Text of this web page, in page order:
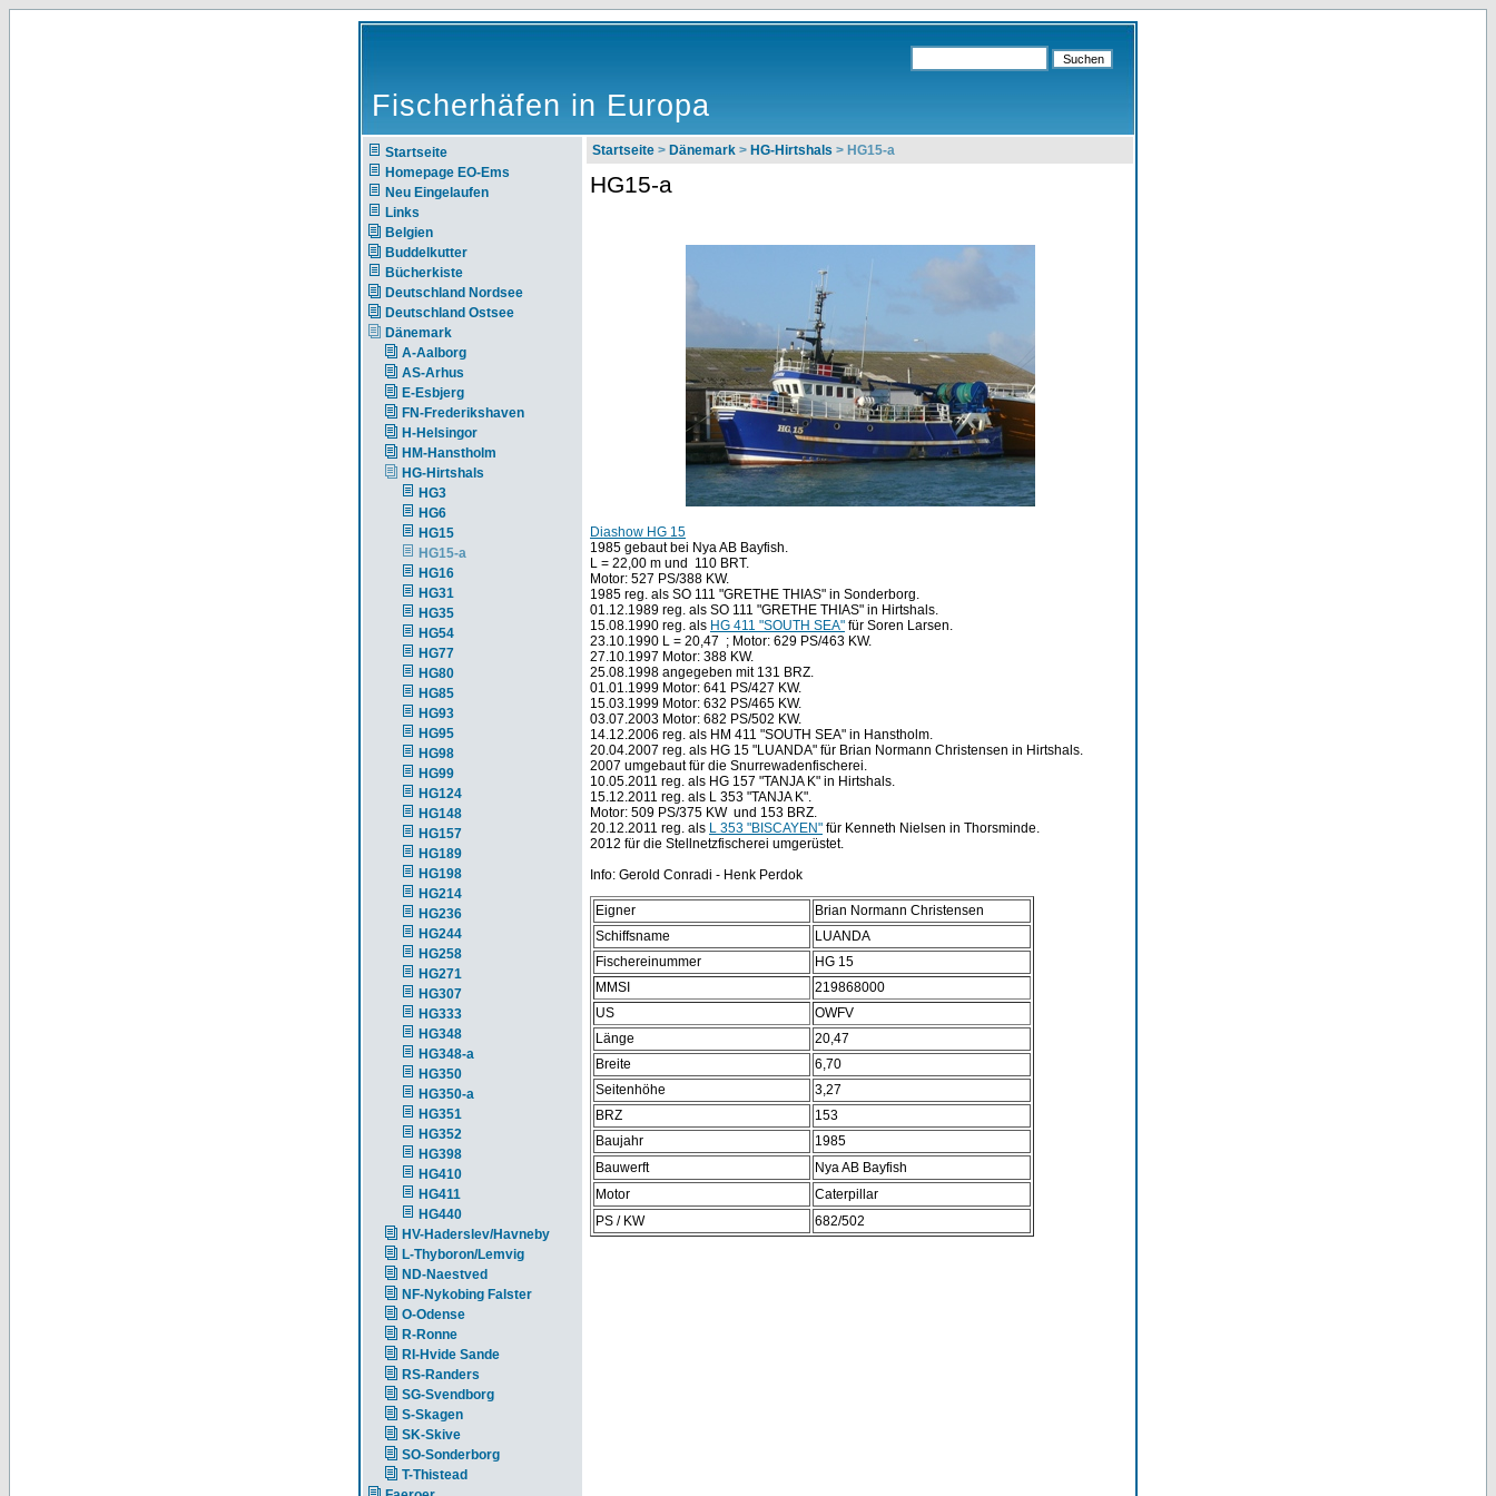
Fischerhäfen in Europa
Startseite
Homepage EO-Ems
Neu Eingelaufen
Links
Belgien
Buddelkutter
Bücherkiste
Deutschland Nordsee
Deutschland Ostsee
Dänemark
A-Aalborg
AS-Arhus
E-Esbjerg
FN-Frederikshaven
H-Helsingor
HM-Hanstholm
HG-Hirtshals
HG3
HG6
HG15
HG15-a
HG16
HG31
HG35
HG54
HG77
HG80
HG85
HG93
HG95
HG98
HG99
HG124
HG148
HG157
HG189
HG198
HG214
HG236
HG244
HG258
HG271
HG307
HG333
HG348
HG348-a
HG350
HG350-a
HG351
HG352
HG398
HG410
HG411
HG440
HV-Haderslev/Havneby
L-Thyboron/Lemvig
ND-Naestved
NF-Nykobing Falster
O-Odense
R-Ronne
RI-Hvide Sande
RS-Randers
SG-Svendborg
S-Skagen
SK-Skive
SO-Sonderborg
T-Thistead
Startseite > Dänemark > HG-Hirtshals > HG15-a
HG15-a
Diashow HG 15
1985 gebaut bei Nya AB Bayfish.
L = 22,00 m und 110 BRT.
Motor: 527 PS/388 KW.
1985 reg. als SO 111 "GRETHE THIAS" in Sonderborg.
01.12.1989 reg. als SO 111 "GRETHE THIAS" in Hirtshals.
15.08.1990 reg. als HG 411 "SOUTH SEA" für Soren Larsen.
23.10.1990 L = 20,47 ; Motor: 629 PS/463 KW.
27.10.1997 Motor: 388 KW.
25.08.1998 angegeben mit 131 BRZ.
01.01.1999 Motor: 641 PS/427 KW.
15.03.1999 Motor: 632 PS/465 KW.
03.07.2003 Motor: 682 PS/502 KW.
14.12.2006 reg. als HM 411 "SOUTH SEA" in Hanstholm.
20.04.2007 reg. als HG 15 "LUANDA" für Brian Normann Christensen in Hirtshals.
2007 umgebaut für die Snurrewadenfischerei.
10.05.2011 reg. als HG 157 "TANJA K" in Hirtshals.
15.12.2011 reg. als L 353 "TANJA K".
Motor: 509 PS/375 KW und 153 BRZ.
20.12.2011 reg. als L 353 "BISCAYEN" für Kenneth Nielsen in Thorsminde.
2012 für die Stellnetzfischerei umgerüstet.
Info: Gerold Conradi - Henk Perdok
Eigner
Brian Normann Christensen
Schiffsname
LUANDA
Fischereinummer
HG 15
MMSI
219868000
US
OWFV
Länge
20,47
Breite
6,70
Seitenhöhe
3,27
BRZ
153
Baujahr
1985
Bauwerft
Nya AB Bayfish
Motor
Caterpillar
PS / KW
682/502